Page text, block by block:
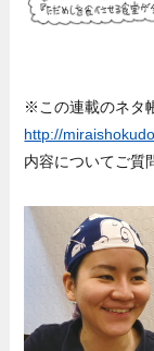
※この連載のネタ
http://
内容についてご質